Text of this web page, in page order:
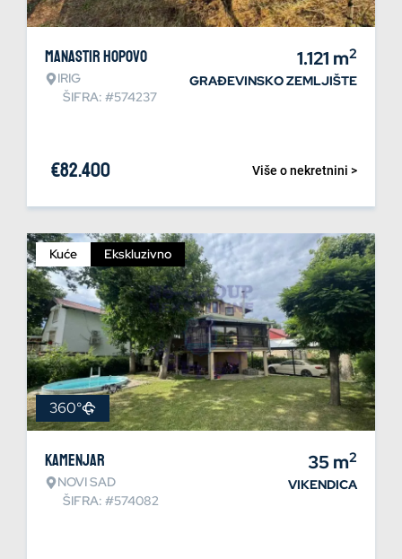
Manastir Hopovo
IRIG
ŠIFRA: #574237
1.121 m2
GRAĐEVINSKO ZEMLJIŠTE
Više o nekretnini >
€82.400
Kuće Ekskluzivno
360°
Kamenjar
NOVI SAD
ŠIFRA: #574082
35m2
VIKENDICA